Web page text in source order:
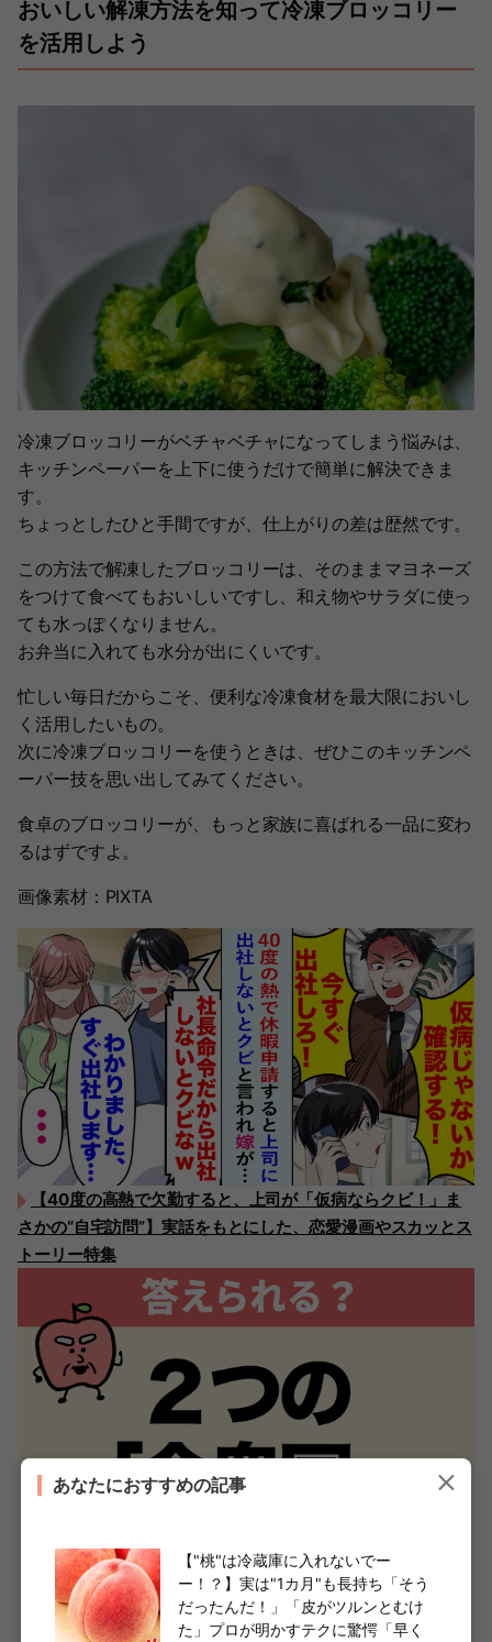
おいしい解凍方法を知って冷凍ブロッコリー
を活用しよう
冷凍ブロッコリーがベチャベチャになってしまう悩みは、
キッチンペーパーを上下に使うだけで簡単に解決できま
す。
ちょっとしたひと手間ですが、仕上がりの差は歴然です。
この方法で解凍したブロッコリーは、そのままマヨネーズ
をつけて食べてもおいしいですし、和え物やサラダに使っ
ても水っぽくなりません。
お弁当に入れても水分が出にくいです。
忙しい毎日だからこそ、便利な冷凍食材を最大限においし
く活用したいもの。
次に冷凍ブロッコリーを使うときは、ぜひこのキッチンペ
ーパー技を思い出してみてください。
食卓のブロッコリーが、もっと家族に喜ばれる一品に変わ
るはずですよ。
画像素材：PIXTA
【40度の高熱で欠勤すると、上司が「仮病ならクビ！」ま
さかの“自宅訪問”】実話をもとにした、恋愛漫画やスカッとス
トーリー特集
あなたにおすすめの記事
【"桃"は冷蔵庫に入れないでー
ー！？】実は"1カ月"も長持ち「そう
だったんだ！」「皮がツルンとむけ
た」プロが明かすテクに驚愕「早く